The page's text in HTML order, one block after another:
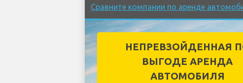
Сравните компании по аренде
НЕПРЕВЗОЙДЕННАЯ
ВЫГОДЕ АРЕНДА
АВТОМОБИЛЯ